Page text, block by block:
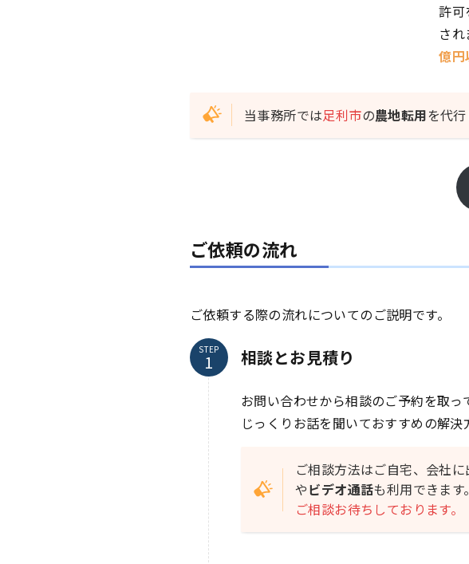
許可
され
億円
当事務所では足利市の農地転用を代
ご依頼の流れ
ご依頼する際の流れについてのご説明です。
STEP 相談とお見積り
お問い合わせから相談のご予約を取っ
じっくりお話を聞いておすすめの解決
ご相談方法はご自宅、会社
やビデオ通話も利用できます。
ご相談お待ちしております。